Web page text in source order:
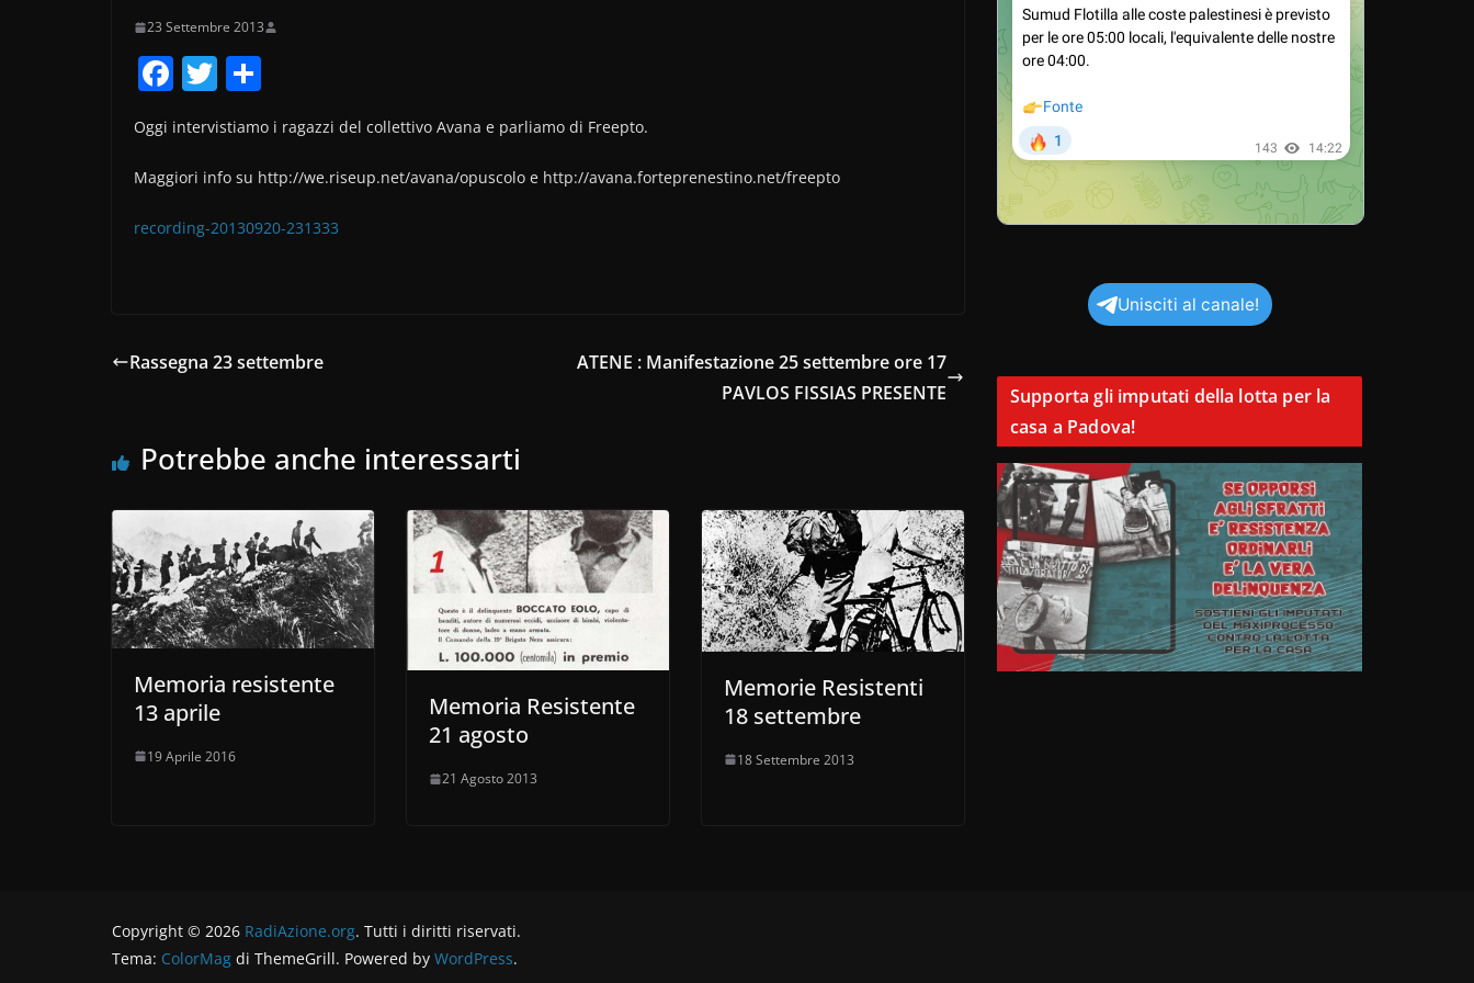
23 Settembre 2013
F
a
c
e
b
o
T
w
itt
er
o
n
di
vi
di
Oggi intervistiamo i ragazzi del collettivo Avana e parliamo di Freepto.
Maggiori info su http://we.riseup.net/avana/opuscolo e http://avana.forteprenestino.net/freepto
recording-20130920-231333
Rassegna 23 settembre
ATENE : Manifestazione 25 settembre ore 17
PAVLOS FISSIAS PRESENTE
Potrebbe anche interessarti
Memoria resistente
13 aprile
19 Aprile 2016
Memoria Resistente
21 agosto
21 Agosto 2013
Memorie Resistenti
18 settembre
18 Settembre 2013
Unisciti al canale!
Supporta gli imputati della lotta per la
casa a Padova!
Copyright © 2026 RadiAzione.org. Tutti i diritti riservati.
Tema: ColorMag di ThemeGrill. Powered by WordPress.